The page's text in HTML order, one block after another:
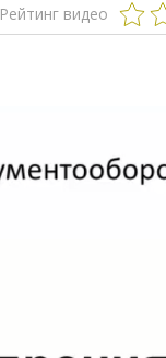
Рейтинг видео